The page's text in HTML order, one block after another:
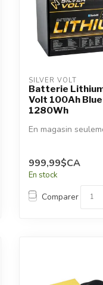
SILVER VOLT
Batterie
Volt 100Ah
1280Wh
En magasin
999,99$CA
En stock
Comparer